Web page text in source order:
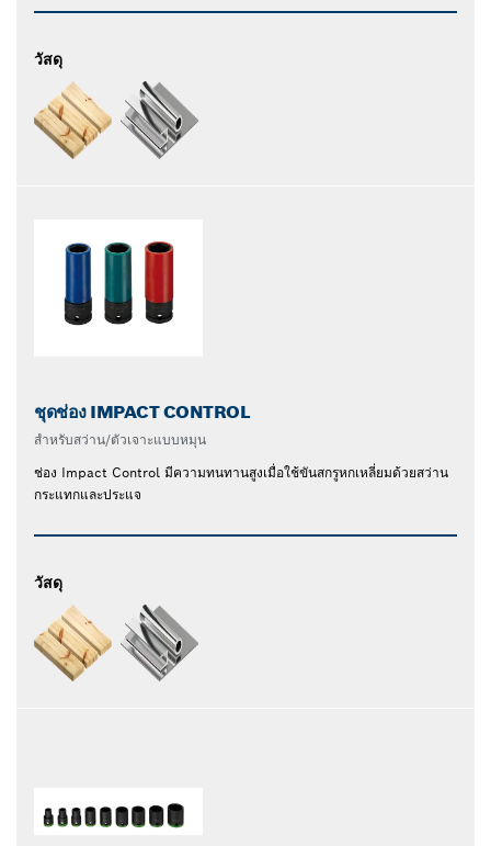
วัสดุ
ชุดช่อง IMPACT CONTROL
สำหรับสว่าน/ตัวเจาะแบบหมุน
ช่อง Impact Control มีความทนทานสูงเมื่อใช้ขันสกรูหกเหลี่ยมด้วยสว่าน
กระแทกและประแจ
วัสดุ